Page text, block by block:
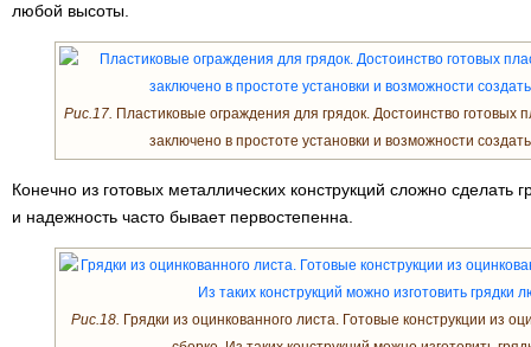
любой высоты.
Рис.17. Пластиковые ограждения для грядок. Достоинство готовых
заключено в простоте установки и возможности
Конечно из готовых металлических конструкций сложно сделать
и надежность часто бывает первостепенна.
Рис.18. Грядки из оцинкованного листа. Готовые конструкции из